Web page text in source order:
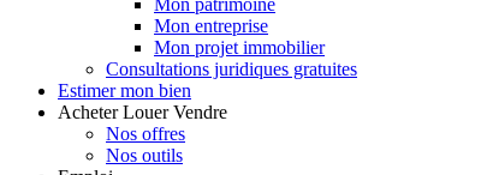
Mon entreprise
Mon projet immobilier
Consultations juridiques gratuites
Estimer mon bien
Acheter Louer Vendre
Nos offres
Nos outils